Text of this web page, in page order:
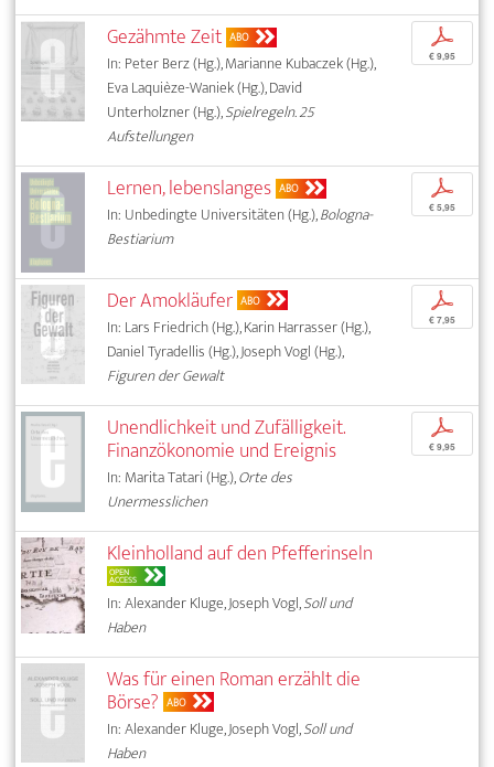
Gezähmte Zeit ABO
In: Peter Berz (Hg.), Marianne Kubaczek (Hg.),
Eva Laquièze-Waniek (Hg.), David
Unterholzner (Hg.),Spielregeln. 25
Aufstellungen
p
€ 9,95
Lernen, lebenslanges ABO
In: Unbedingte Universitäten (Hg.),Bologna-
Bestiarium
p
€ 5,95
Der Amokläufer ABO
In: Lars Friedrich (Hg.), Karin Harrasser (Hg.),
Daniel Tyradellis (Hg.), Joseph Vogl (Hg.),
Figuren der Gewalt
p
€ 7,95
Unendlichkeit und Zufälligkeit.
Finanzökonomie und Ereignis
In: Marita Tatari (Hg.),Orte des
Unermesslichen
p
€ 9,95
Kleinholland auf den Pfefferinseln
OPEN
ACCESS
In: Alexander Kluge, Joseph Vogl,Soll und
Haben
Was für einen Roman erzählt die
Börse? ABO
In: Alexander Kluge, Joseph Vogl,Soll und
Haben